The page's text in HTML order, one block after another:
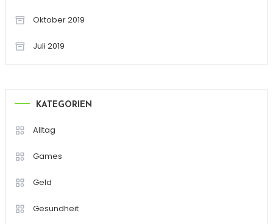
Oktober 2019
Juli 2019
KATEGORIEN
Alltag
Games
Geld
Gesundheit